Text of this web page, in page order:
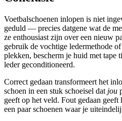
Voetbalschoenen inlopen is niet
geduld — precies datgene wat de
ze enthousiast zijn over een nieuw
gebruik de vochtige ledermethode
plekken, bescherm je huid met tape
leder geconditioneerd.
Correct gedaan transformeert het
schoen in een stuk schoeisel dat jou
geeft op het veld. Fout gedaan
een paar schoenen waar je